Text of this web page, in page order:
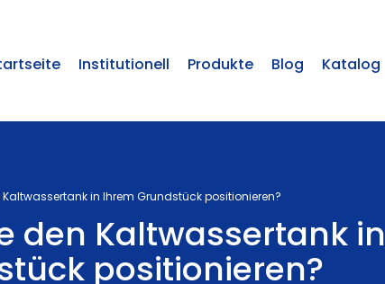
Institutionell Produkte Blog Katalog
Kaltwassertank in Ihrem Grundstück positionieren?
den Kaltwassertank in
positionieren?